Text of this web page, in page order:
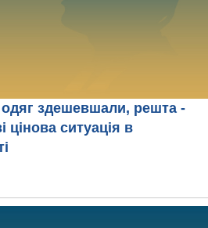
одяг здешевшали, решта -
цінова ситуація в